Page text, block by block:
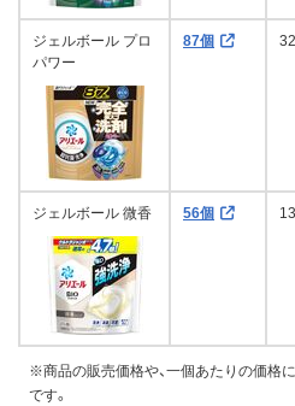
ジェルボール プロ
パワー
87個
ジェルボール 微香 56個
※商品の販売価格や、一個あたりの価格
です。